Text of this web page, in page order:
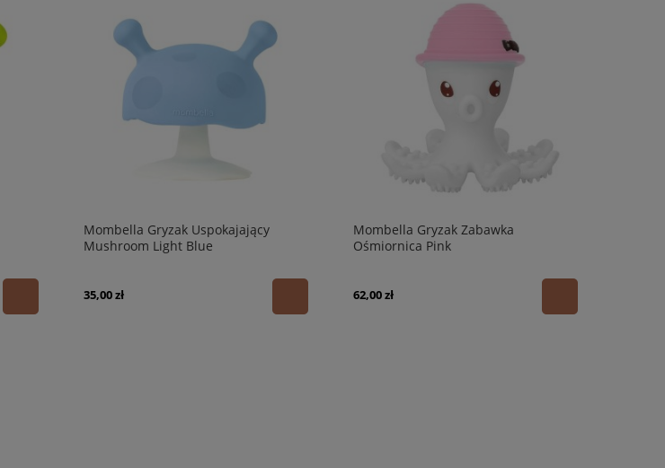
Mombella Gryzak Uspokajający
Mushroom Light Blue
35,00 zł
Mombella Gryzak Zabawka
Ośmiornica Pink
62,00 zł